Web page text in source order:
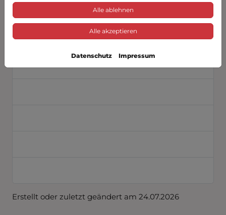
11 Rechte der betroffenen Personen
12 Berechtigte Interessen an der
Verantwortlichen oder einem Dritten
verfolgt werden
Erstellt oder zuletzt geändert am 24.07.2026
Alle ablehnen
Alle akzeptieren
Datenschutz Impressum